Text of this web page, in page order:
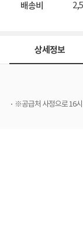
배송비
상세정보
※공급처 사정으로 16시